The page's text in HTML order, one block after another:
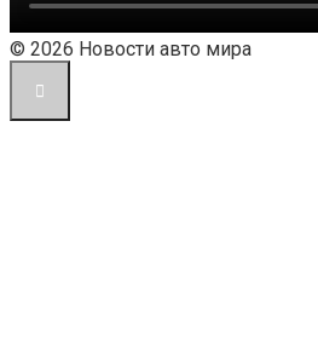
© 2026 Новости авто мира